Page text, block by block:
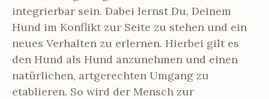
integrierbar sein. Dabei lernst Du, Deinem
Hund im Konflikt zur Seite zu stehen und ein
neues Verhalten zu erlernen. Hierbei gilt es
den Hund als Hund anzunehmen und einen
natürlichen, artgerechten Umgang zu
etablieren. So wird der Mensch zur